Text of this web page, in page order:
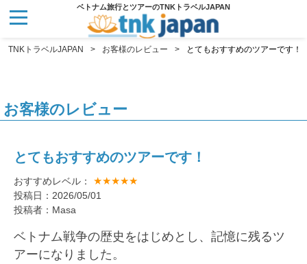
ベトナム旅行とツアーのTNKトラベルJAPAN
TNKトラベルJAPAN お客様のレビュー とてもおすすめのツアーです！
お客様のレビュー
とてもおすすめのツアーです！
おすすめレベル： ★★★★★
投稿日：2026/05/01
投稿者：Masa
ベトナム戦争の歴史をはじめとし、記憶に残るツ
アーになりました。